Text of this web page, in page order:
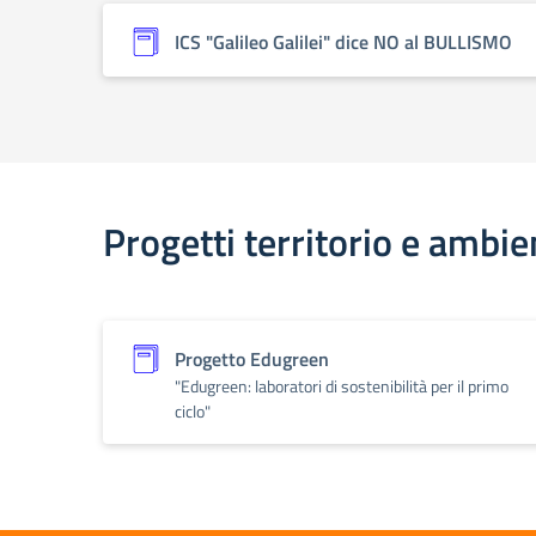
ICS "Galileo Galilei" dice NO al BULLISMO
Progetti territorio e
Progetto Edugreen
"Edugreen: laboratori di sostenibilità per il primo
ciclo"